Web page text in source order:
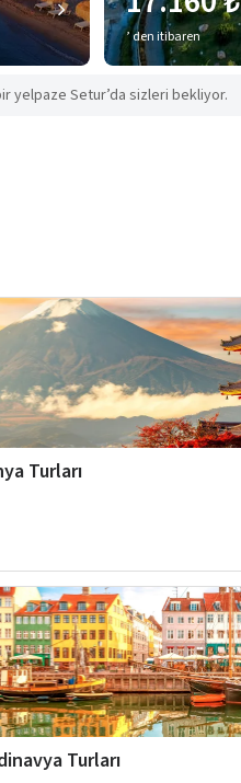
’ den itibaren
yelpaze Setur’da sizleri bekliyor.
Turları
Turları